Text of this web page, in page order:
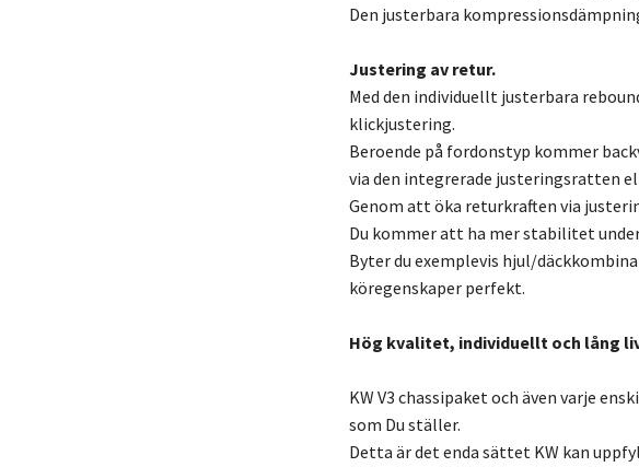
Den justerbara
Justering av retur.
Med den individuellt justerbara
klickjustering.
Beroende på fordonstyp kommer
via den integrerade justeringsratten
Genom att öka returkraften via
Du kommer att ha mer stabilitet
Byter du exemplevis hjul/
köregenskaper perfekt.
Hög kvalitet, individuellt och lång
KW V3 chassipaket och även varje
som Du ställer.
Detta är det enda sättet KW kan